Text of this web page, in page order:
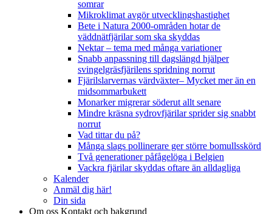
somrar
Mikroklimat avgör utvecklingshastighet
Bete i Natura 2000-områden hotar de
väddnätfjärilar som ska skyddas
Nektar – tema med många variationer
Snabb anpassning till dagslängd hjälper
svingelgräsfjärilens spridning norrut
Fjärilslarvernas värdväxter– Mycket mer än en
midsommarbukett
Monarker migrerar söderut allt senare
Mindre kräsna sydrovfjärilar sprider sig snabbt
norrut
Vad tittar du på?
Många slags pollinerare ger större bomullsskörd
Två generationer påfågelöga i Belgien
Vackra fjärilar skyddas oftare än alldagliga
Kalender
Anmäl dig här!
Din sida
Om oss Kontakt och bakgrund